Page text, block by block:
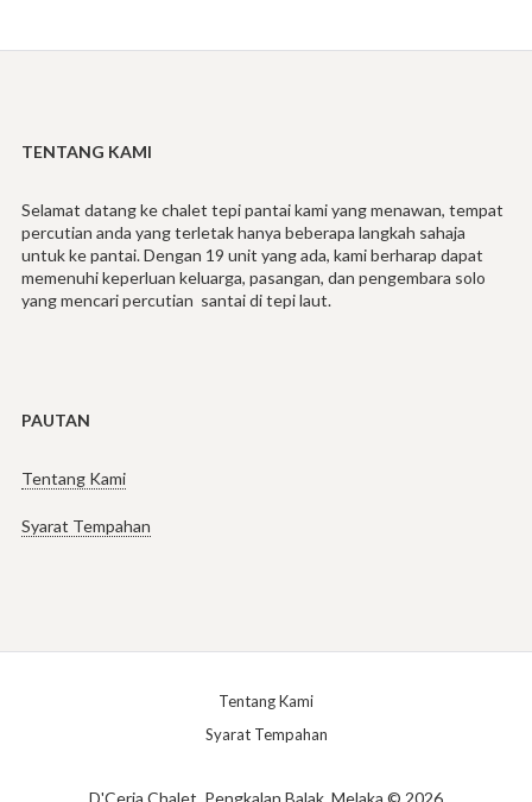
TENTANG KAMI
Selamat datang ke chalet tepi pantai kami yang menawan, tempat
percutian anda yang terletak hanya beberapa langkah sahaja
untuk ke pantai. Dengan 19 unit yang ada, kami berharap dapat
memenuhi keperluan keluarga, pasangan, dan pengembara solo
yang mencari percutian santai di tepi laut.
PAUTAN
Tentang Kami
Syarat Tempahan
D'Ceria Chalet, Pengkalan Balak, Melaka © 2026
Tentang Kami
Syarat Tempahan